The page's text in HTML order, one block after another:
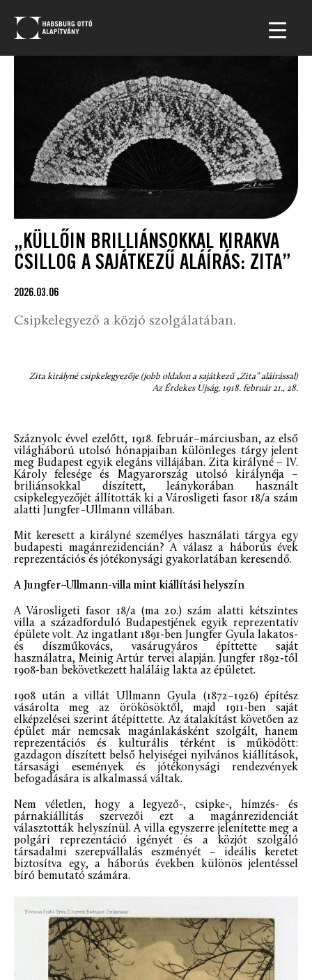
„KÜLLŐIN BRILLIÁNSOKKAL KIRAKVA
CSILLOG A SAJÁTKEZŰ ALÁÍRÁS: ZITA”
2026.03.06
Csipkelegyező a közjó szolgálatában.
Zita királyné csipkelegyezője (jobb oldalon a sajátkezű „Zita” aláírással)
Az Érdekes Ujság, 1918. február 21., 28.
Száznyolc évvel ezelőtt, 1918. február–márciusban, az első
világháború utolsó hónapjaiban különleges tárgy jelent
meg Budapest egyik elegáns villájában. Zita királyné – IV.
Károly felesége és Magyarország utolsó királynéja –
briliánsokkal díszített, leánykorában használt
csipkelegyezőjét állították ki a Városligeti fasor 18/a szám
alatti Jungfer–Ullmann villában.
Mit keresett a királyné személyes használati tárgya egy
budapesti magánrezidencián? A válasz a háborús évek
reprezentációs és jótékonysági gyakorlatában keresendő.
A Jungfer–Ullmann-villa mint kiállítási helyszín
A Városligeti fasor 18/a (ma 20.) szám alatti kétszintes
villa a századforduló Budapestjének egyik reprezentatív
épülete volt. Az ingatlant 1891-ben Jungfer Gyula lakatos-
és díszműkovács, vasárugyáros építtette saját
használatra, Meinig Artúr tervei alapján. Jungfer 1892-től
1908-ban bekövetkezett haláláig lakta az épületet.
1908 után a villát Ullmann Gyula (1872–1926) építész
vásárolta meg az örökösöktől, majd 1911-ben saját
elképzelései szerint átépíttette. Az átalakítást követően az
épület már nemcsak magánlakásként szolgált, hanem
reprezentációs és kulturális térként is működött:
gazdagon díszített belső helyiségei nyilvános kiállítások,
társasági események és jótékonysági rendezvények
befogadására is alkalmassá váltak.
Nem véletlen, hogy a legyező-, csipke-, hímzés- és
párnakiállítás szervezői ezt a magánrezidenciát
választották helyszínül. A villa egyszerre jelenítette meg a
polgári reprezentáció igényét és a közjót szolgáló
társadalmi szerepvállalás eszményét – ideális keretet
biztosítva egy, a háborús években különös jelentéssel
bíró bemutató számára.